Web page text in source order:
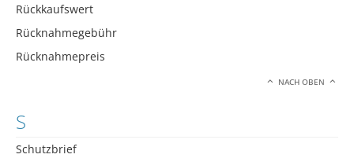
Rückkaufswert
Rücknahmegebühr
Rücknahmepreis
NACH OBEN
S
Schutzbrief